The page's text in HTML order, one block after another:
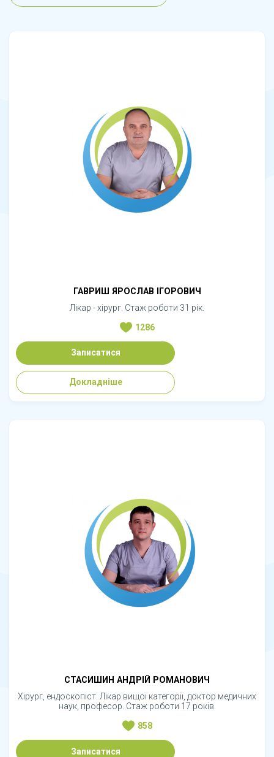
ГАВРИШ ЯРОСЛАВ ІГОРОВИЧ
Лікар - хірург. Стаж роботи 31 рік.
1286
Записатися
Докладніше
СТАСИШИН АНДРІЙ РОМАНОВИЧ
Хірург, ендоскопіст. Лікар вищої категорії, доктор медичних
наук, професор. Стаж роботи 17 років.
858
Записатися